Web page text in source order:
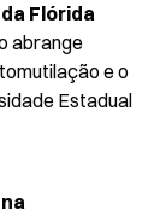
Flórida
abrange
e o
Estadual